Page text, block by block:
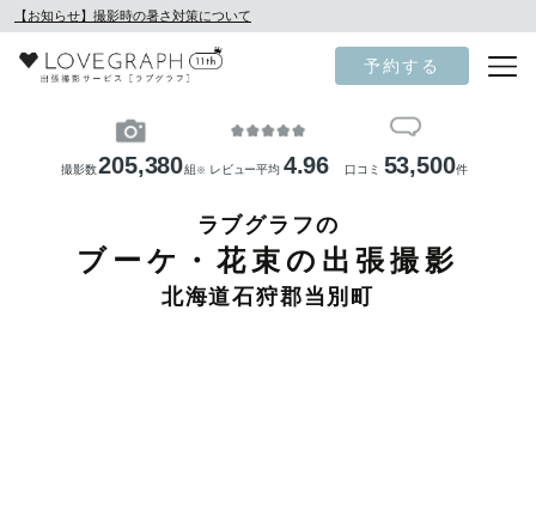
【お知らせ】撮影時の暑さ対策について
予約する
撮影数205,380組 ※ レビュー平均 4.96 口コミ 53,500件
ラブグラフの
ブーケ・花束の出張撮影
北海道石狩郡当別町